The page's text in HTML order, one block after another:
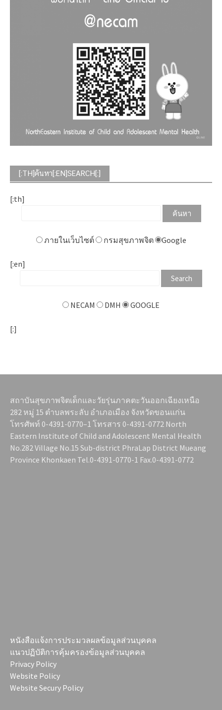
[:TH]ค้นหา[:EN]SEARCH[:]
[:th]
ภายในเว็บไซต์ กรมสุขภาพจิต Google
[:en]
NECAM DMH GOOGLE
[:]
สถาบันสุขภาพจิตเด็กและวัยรุ่นภาคตะวันออกเฉียงเหนือ
282 หมู่ 15 ตำบลพระลับ อำเภอเมือง จังหวัดขอนแก่น
โทรศัพท์ 0-4391-0770–1 โทรสาร 0-4391-0772 North
Eastern Institute of Child and Adolescent Mental Health
No.282 Village No.15 Sub-district PhraLap District Mueang
Province Khonkaen Tel.0-4391-0770-1 Fax.0-4391-0772
หนังสือแจ้งการประมวลผลข้อมูลส่วนบุคคล
แนวปฏิบัติการคุ้มครองข้อมูลส่วนบุคคล
Privacy Policy
Website Policy
Website Secury Policy